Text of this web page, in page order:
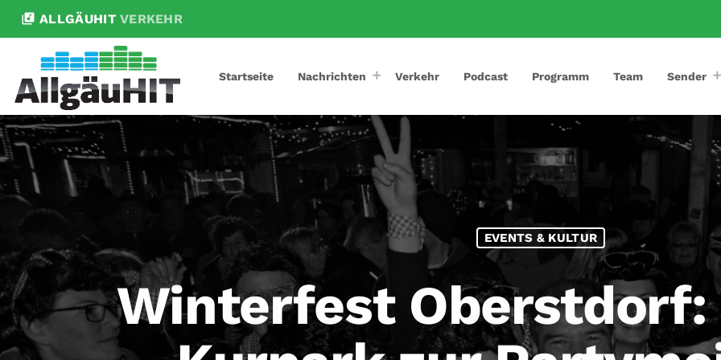
library_music ALLGÄUHIT VERKEHR
Startseite Nachrichten Verkehr Podcast Programm Team Sender
EVENTS & KULTUR
Winterfest Oberstdorf: